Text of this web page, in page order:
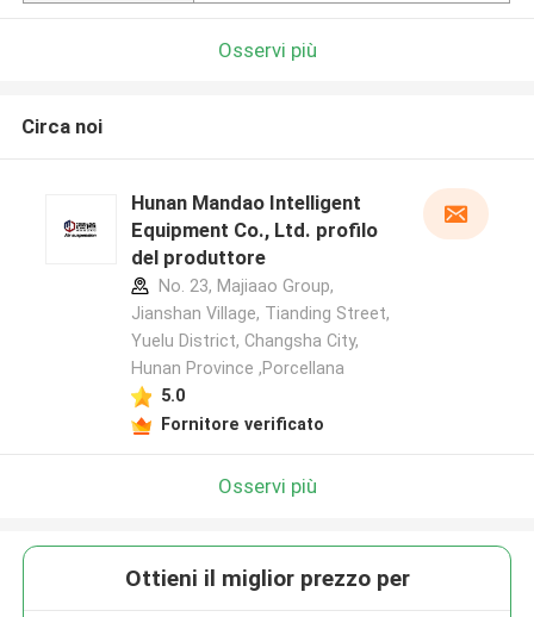
Osservi più
Circa noi
Hunan Mandao Intelligent
Equipment Co., Ltd. profilo
del produttore
No. 23, Majiaao Group,
Jianshan Village, Tianding Street,
Yuelu District, Changsha City,
Hunan Province ,Porcellana
5.0
Fornitore verificato
Osservi più
Ottieni il miglior prezzo per